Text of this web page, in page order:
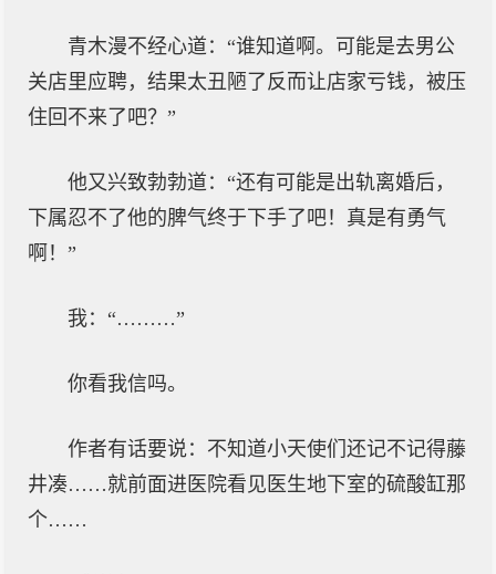
青木漫不经心道：“谁知道啊。可能是去男公
关店里应聘，结果太丑陋了反而让店家亏钱，被压
住回不来了吧？”
他又兴致勃勃道：“还有可能是出轨离婚后，
下属忍不了他的脾气终于下手了吧！真是有勇气
啊！”
我：“………”
你看我信吗。
作者有话要说：不知道小天使们还记不记得藤
井凑……就前面进医院看见医生地下室的硫酸缸那
个……